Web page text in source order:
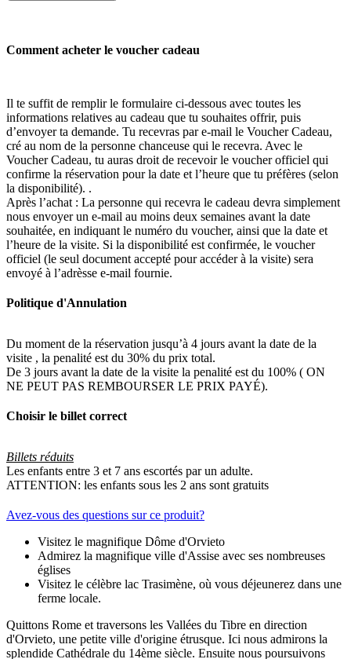
Comment acheter le voucher cadeau
Il te suffit de remplir le formulaire ci-dessous avec toutes les
informations relatives au cadeau que tu souhaites offrir, puis
d’envoyer ta demande. Tu recevras par e-mail le Voucher Cadeau,
cré au nom de la personne chanceuse qui le recevra. Avec le
Voucher Cadeau, tu auras droit de recevoir le voucher officiel qui
confirme la réservation pour la date et l’heure que tu préfères (selon
la disponibilité). .
Après l’achat : La personne qui recevra le cadeau devra simplement
nous envoyer un e-mail au moins deux semaines avant la date
souhaitée, en indiquant le numéro du voucher, ainsi que la date et
l’heure de la visite. Si la disponibilité est confirmée, le voucher
officiel (le seul document accepté pour accéder à la visite) sera
envoyé à l’adrèsse e-mail fournie.
Politique d'Annulation
Du moment de la réservation jusqu’à 4 jours avant la date de la
visite , la penalité est du 30% du prix total.
De 3 jours avant la date de la visite la penalité est du 100% ( ON
NE PEUT PAS REMBOURSER LE PRIX PAYÉ).
Choisir le billet correct
Billets réduits
Les enfants entre 3 et 7 ans escortés par un adulte.
ATTENTION: les enfants sous les 2 ans sont gratuits
Avez-vous des questions sur ce produit?
Visitez le magnifique Dôme d'Orvieto
Admirez la magnifique ville d'Assise avec ses nombreuses
églises
Visitez le célèbre lac Trasimène, où vous déjeunerez dans une
ferme locale.
Quittons Rome et traversons les Vallées du Tibre en direction
d'Orvieto, une petite ville d'origine étrusque. Ici nous admirons la
splendide Cathédrale du 14ème siècle. Ensuite nous poursuivons